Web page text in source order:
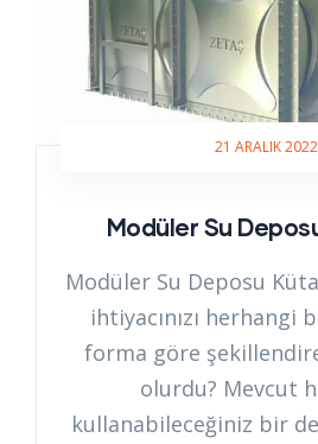
21 ARALIK 2022
Modüler Su
Modüler Su Deposu
ihtiyacınızı herhangi
forma göre
olurdu? Mevcut
kullanabileceğiniz bir